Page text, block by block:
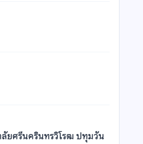
ลัยศรีนครินทรวิโรฒ ปทุมวัน